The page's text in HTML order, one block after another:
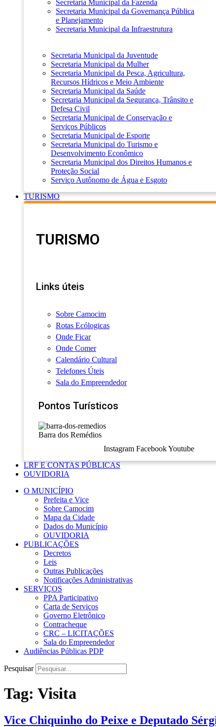
Secretaria Municipal da Fazenda
Secretaria Municipal da Governança Pública
e Planejamento
Secretaria Municipal da Infraestrutura
Secretaria Municipal da Juventude
Secretaria Municipal da Mulher
Secretaria Municipal da Pesca, Agricultura,
Recursos Hídricos e Meio Ambiente
Secretaria Municipal da Saúde
Secretaria Municipal da Segurança, Trânsito e
Defesa Civil
Secretaria Municipal de Conservação e
Serviços Públicos
Secretaria Municipal de Esporte
Secretaria Municipal do Turismo e
Desenvolvimento Econômico
Secretaria Municipal dos Direitos Humanos e
Proteção Social
Serviço Autônomo de Água e Esgoto
TURISMO
TURISMO
Links úteis
Sobre Camocim
Rotas Ecólogicas
Onde Ficar
Onde Comer
Calendário Cultural
Telefones Úteis
Sala do Empreendedor
Pontos Turísticos
Barra dos Remédios
Instagram FacebookYoutube
LRF E CONTAS PÚBLICAS
OUVIDORIA
O MUNICÍPIO
Prefeita e Vice
Sobre Camocim
Mapa da Cidade
Dados do Município
OUVIDORIA
PUBLICAÇÕES
Decretos
Leis
Outras Publicações
Notificações Administrativas
SERVIÇOS
PPA Participativo
Carta de Serviços
Governo Eletrônico
Contracheque
CRC – LICITAÇÕES
Sala do Empreendedor
Audiências Públicas PDP
Pesquisar
Tag: Visita
Vice Chiquinho do Peixe e Deputado